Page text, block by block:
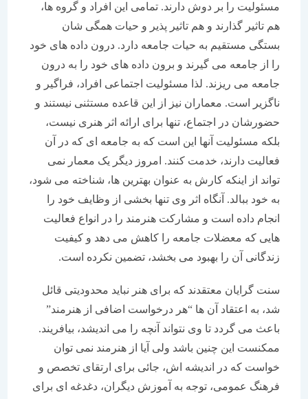
مسئولیت را بر دوش دارند. تمامی این افراد و گروه ها،
هم تاثیر گذارند و هم تاثیر پذیر و حیات همگی شان
بستگی مستقیم به حیات جامعه دارد. درون داده های خود
را از جامعه می گیرند و برون داده های خود را به درون
جامعه می ریزند. لذا مسئولیت اجتماعی افراد، فراگیر و
ناگزیر است. معماران نیز از این قاعده مستثنی نیستند و
حضورشان در اجتماع، تنها برای ارائه اثر هنری نیست،
بلکه مسئولیت آنها این است که به جامعه ای که در آن
فعالیت دارند، خدمت کنند. امروز دیگر یک معمار نمی
تواند از اینکه کارش به عنوان بهترین ها، شناخته می شود،
به خود ببالد. آنگاه اثر وی تنها بخشی از وظایف خود را
انجام داده است و مشارکت هنرمند را در انواع فعالیت
هایی که معضلات جامعه را کاهش می دهد و کیفیت
زندگانی آن را بهبود می بخشد، تضمین نکرده است.
سنت گرایان معتقدند که برای هنر نباید محدودیتی قائل
شد، به اعتقاد آن ها “هر درخواست اضافی از هنرمند”
باعث می گردد تا وی نتواند آنچه را می اندیشد، بیافریند.
ممکنست این چنین باشد ولی آیا از هنرمند نمی توان
خواست که در اندیشه اش، جائی برای ارتقای تخصص و
فرهنگ عمومی، توجه به آموزش دیگران، دغدغه ای برای